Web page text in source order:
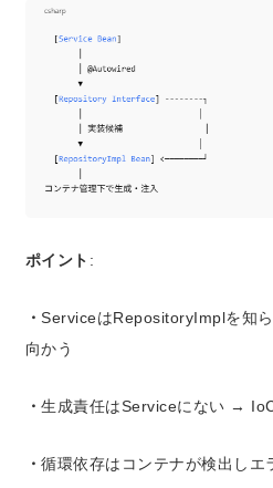
ポイント :
・ServiceはRepositoryImplを知
向かう
・生成責任はServiceにない →
・循環依存はコンテナが検出しエ